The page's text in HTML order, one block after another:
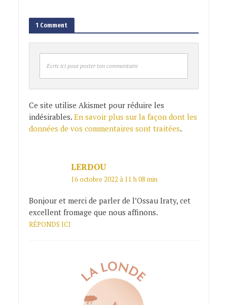
1 Comment
Ecris ici pour poster ton commentaire
Ce site utilise Akismet pour réduire les
indésirables. En savoir plus sur la façon dont les
données de vos commentaires sont traitées.
LERDOU
16 octobre 2022 à 11 h 08 min
Bonjour et merci de parler de l’Ossau Iraty, cet
excellent fromage que nous affinons.
RÉPONDS ICI